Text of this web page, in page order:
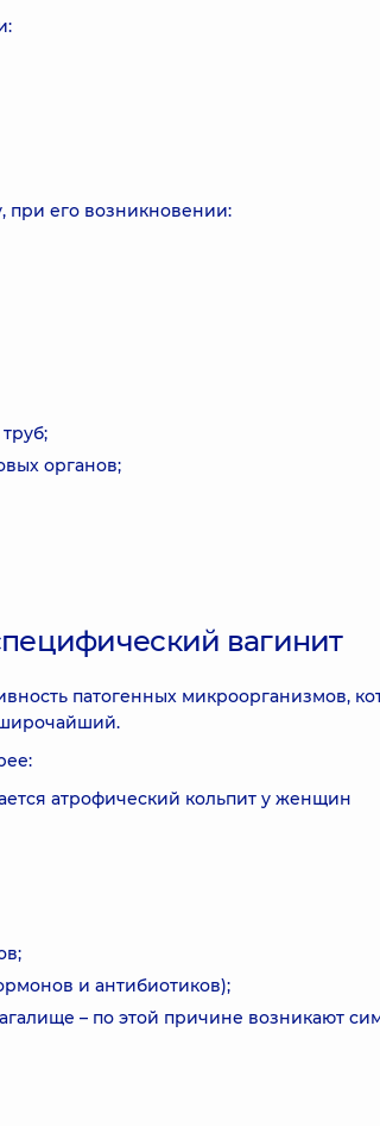
при его возникновении:
органов;
вагинит
патогенных микроорганизмов,
атрофический кольпит у женщин
и антибиотиков);
– по этой причине возникают